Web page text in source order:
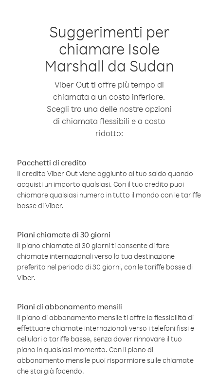
Suggerimenti per
chiamare Isole
Marshall da Sudan
Viber Out ti offre più tempo di
chiamata a un costo inferiore.
Scegli tra una delle nostre opzioni
di chiamata flessibili e a costo
ridotto:
Pacchetti di credito
Il credito Viber Out viene aggiunto al tuo saldo quando
acquisti un importo qualsiasi. Con il tuo credito puoi
chiamare qualsiasi numero in tutto il mondo con le tariffe
basse di Viber.
Piani chiamate di 30 giorni
Il piano chiamate di 30 giorni ti consente di fare
chiamate internazionali verso la tua destinazione
preferita nel periodo di 30 giorni, con le tariffe basse di
Viber.
Piani di abbonamento mensili
Il piano di abbonamento mensile ti offre la flessibilità di
effettuare chiamate internazionali verso i telefoni fissi e
cellulari a tariffe basse, senza dover rinnovare il tuo
piano in qualsiasi momento. Con il piano di
abbonamento mensile puoi risparmiare sulle chiamate
che stai già facendo.